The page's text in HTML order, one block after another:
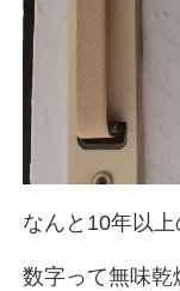
なんと10年以上
数字って無味乾